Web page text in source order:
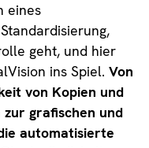
eines
geht, und hier
ins Spiel. Von
von Kopien und
grafischen und
automatisierte